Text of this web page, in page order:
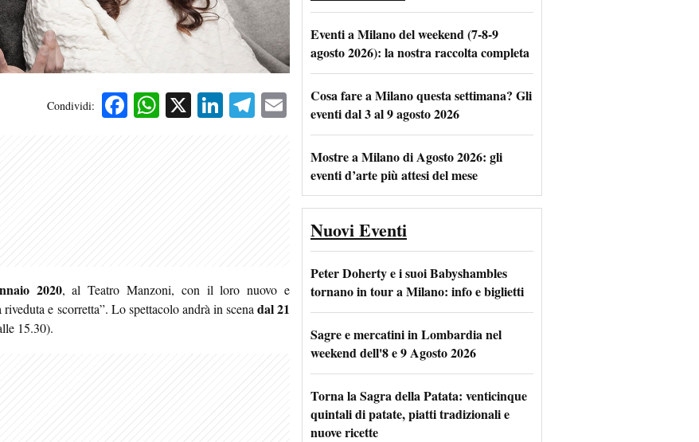
Condividi: Facebook
WhatsApp
X LinkedIn
Telegram
Email
2020, al Teatro Manzoni, con il loro nuovo e
e scorretta”. Lo spettacolo andrà in scenadal 21
15.30).
Eventi a Milano del weekend (7-8-9
agosto 2026): la nostra raccolta completa
Cosa fare a Milano questa settimana? Gli
eventi dal 3 al 9 agosto 2026
Mostre a Milano di Agosto 2026: gli
eventi d’arte più attesi del mese
Nuovi Eventi
Peter Doherty e i suoi Babyshambles
tornano in tour a Milano: info e biglietti
Sagre e mercatini in Lombardia nel
weekend dell'8 e 9 Agosto 2026
Torna la Sagra della Patata: venticinque
quintali di patate, piatti tradizionali e
nuove ricette